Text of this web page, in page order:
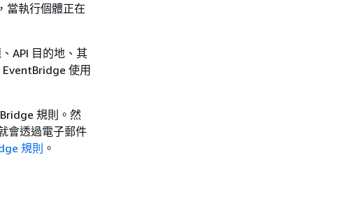
當執行個體正在
API 目的地、其
使用
規則。然
會透過電子郵件
規則 。